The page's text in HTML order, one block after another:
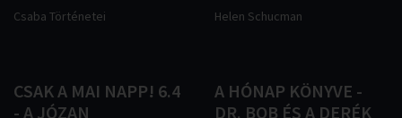
Csaba Történetei Helen Schucman
CSAKA MAI NAPP! 6.4
- A JÓZAN
A HÓNAP KÖNYVE -
DR. BOB ÉS A DERÉK